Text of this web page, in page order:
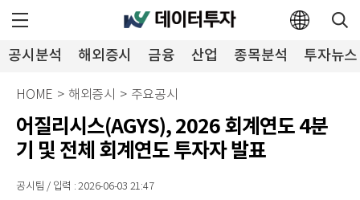
공시분석 해외증시 금융 산업 종목분석 투자뉴스
HOME > 해외증시 > 주요공시
어질리시스(AGYS), 2026 회계연도 4분
기 및 전체 회계연도 투자자 발표
공시팀 / 입력 : 2026-06-03 21:47